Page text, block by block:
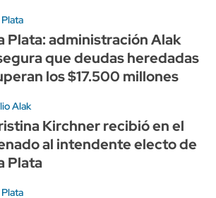
Plata: administración Alak
que deudas heredadas
los $17.500 millones
Alak
Kirchner recibió en el
al intendente electo de
Plata